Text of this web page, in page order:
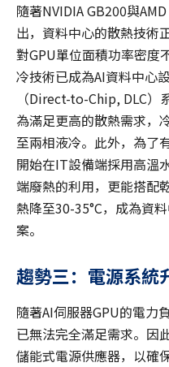
隨著NVIDIA GB200與
出，資料中心的散熱技術
對GPU單位面積功率密度
冷技術已成為AI資料中心
（Direct-to-Chip, DLC）
為滿足更高的散熱需求，
至兩相液冷。此外，為了
開始在IT設備端採用高溫
端廢熱的利用，更能搭配
熱降至30-35°C，成為資
案。
趨勢三：電源系統
隨著AI伺服器GPU的電力
已無法完全滿足需求。因
儲能式電源供應器，以確